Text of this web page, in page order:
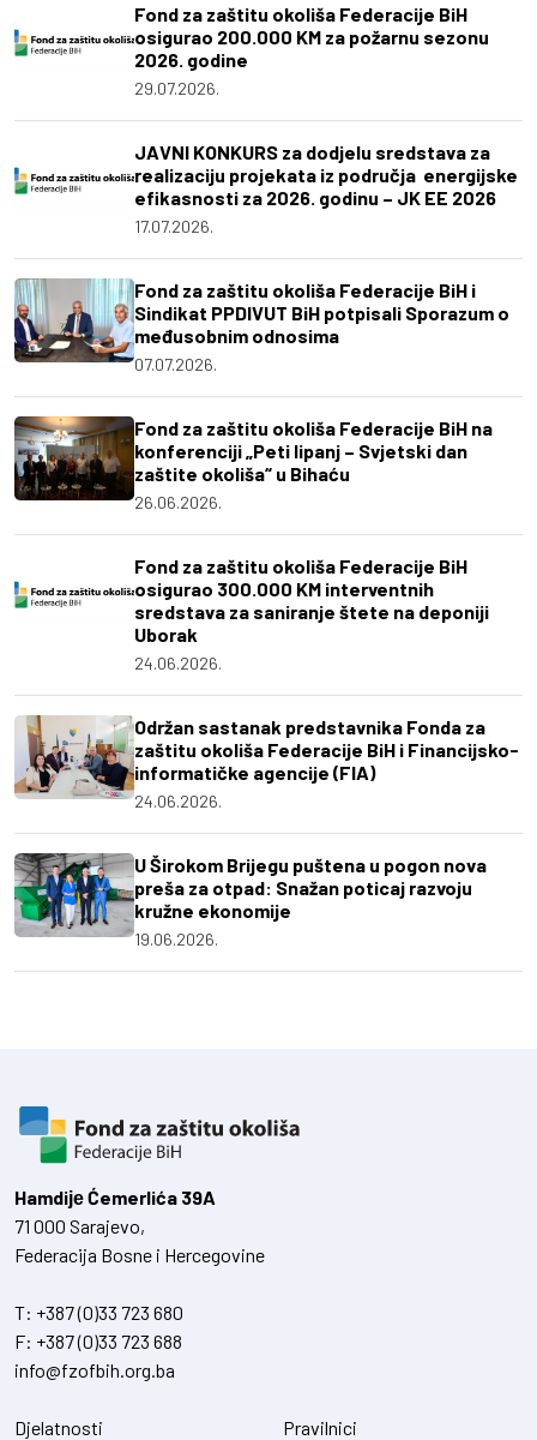
Fond za zaštitu okoliša Federacije BiH
osigurao 200.000 KM za požarnu sezonu
2026. godine
29.07.2026.
JAVNI KONKURS za dodjelu sredstava za
realizaciju projekata iz područja energijske
efikasnosti za 2026. godinu – JK EE 2026
17.07.2026.
Fond za zaštitu okoliša Federacije BiH i
Sindikat PPDIVUT BiH potpisali Sporazum o
međusobnim odnosima
07.07.2026.
Fond za zaštitu okoliša Federacije BiH na
konferenciji „Peti lipanj – Svjetski dan
zaštite okoliša“ u Bihaću
26.06.2026.
Fond za zaštitu okoliša Federacije BiH
osigurao 300.000 KM interventnih
sredstava za saniranje štete na deponiji
Uborak
24.06.2026.
Održan sastanak predstavnika Fonda za
zaštitu okoliša Federacije BiH i Financijsko-
informatičke agencije (FIA)
24.06.2026.
U Širokom Brijegu puštena u pogon nova
preša za otpad: Snažan poticaj razvoju
kružne ekonomije
19.06.2026.
Hamdiје Ćemerlića 39A
71 000 Sarajevo,
Federacija Bosne i Hercegovine
T: +387 (0)33 723 680
F: +387 (0)33 723 688
info@fzofbih.org.ba
Djelatnosti Pravilnici